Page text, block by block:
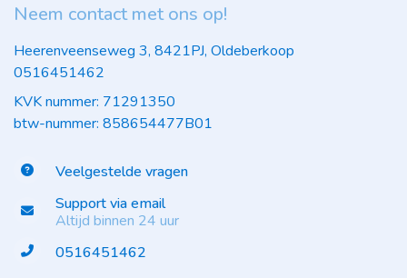
Neem contact met ons op!
Heerenveenseweg 3, 8421PJ, Oldeberkoop
0516451462
KVK nummer: 71291350
btw-nummer: 858654477B01
Veelgestelde vragen
Support via email
Altijd binnen 24 uur
0516451462